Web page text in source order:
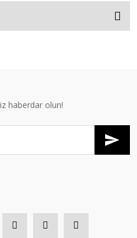
haberdar olun!